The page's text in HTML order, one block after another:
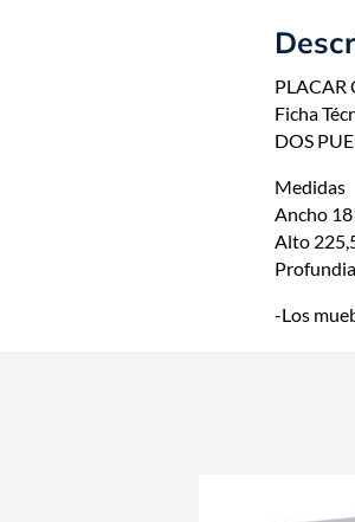
PLACAR
Ficha
DOS
Medidas
Ancho
Alto
-Los